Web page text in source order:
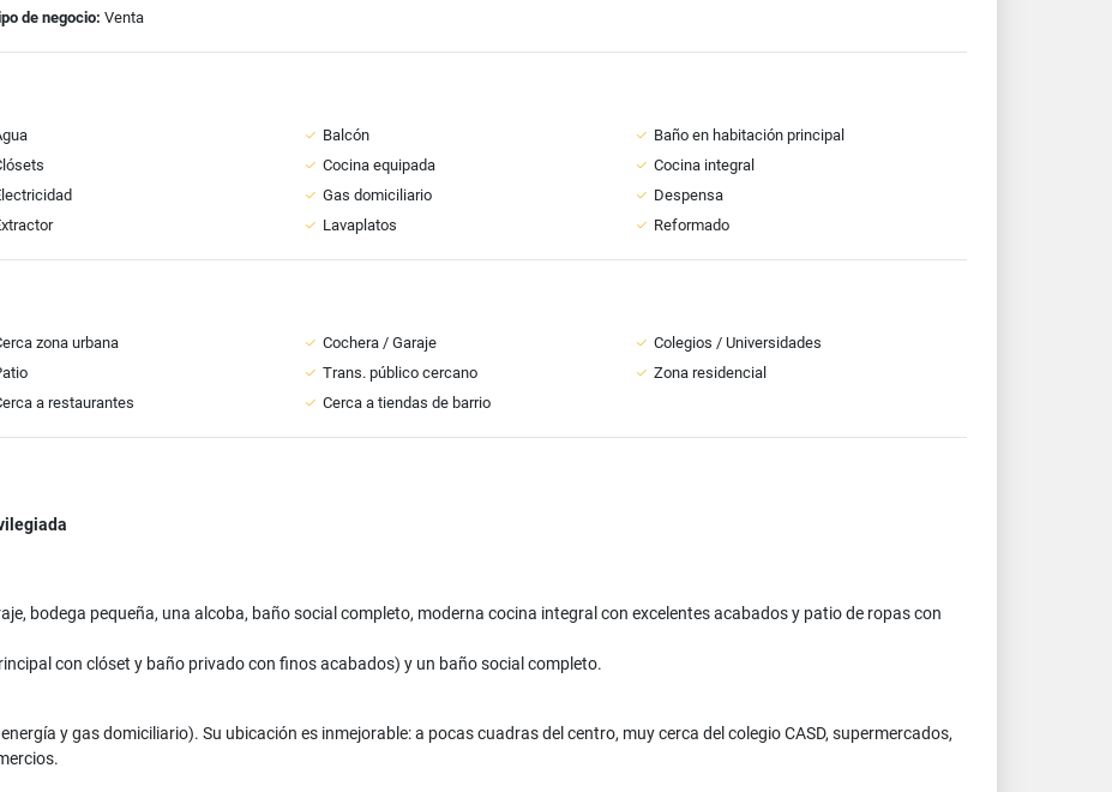
de negocio: Venta
Balcón
Baño en habitación principal
Cocina equipada
Cocina integral
Gas domiciliario
Despensa
Lavaplatos Reformado
zona urbana Cochera / Garaje
Colegios / Universidades
Trans. público cercano
Zona residencial
a restaurantes Cerca a tiendas de barrio
bodega pequeña, una alcoba, baño social completo, moderna cocina integral con excelentes acabados y patio de ropas con
con clóset y baño privado con finos acabados) y un baño social completo.
y gas domiciliario). Su ubicación es inmejorable: a pocas cuadras del centro, muy cerca del colegio CASD, supermercados,